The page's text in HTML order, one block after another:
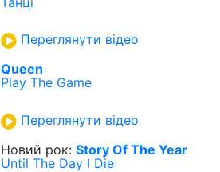
Переглянути відео
Queen
Play The Game
Переглянути відео
Новий рок: Story Of The Year
Until The Day I Die